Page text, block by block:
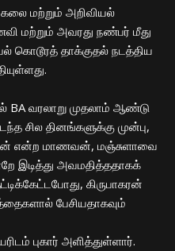
கலை மற்றும் அறிவியல்
மற்றும் அவரது நண்பர் மீது
கொடூரத் தாக்குதல் நடத்திய
BA வரலாறு முதலாம் ஆண்டு
சில தினங்களுக்கு முன்பு,
என்ற மாணவன், மஞ்சுளாவை
இடித்து அவமதித்ததாகக்
கிருபாகரன்
பேசியதாகவும்
புகார் அளித்துள்ளார்.